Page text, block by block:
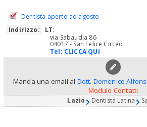
Dentista aperto ad agosto
Indirizzo:
LT:
via Sabaudia 86
04017 - San Felice Circeo
Tel: CLICCA QUI
Manda una email al Dott. Domenico
Modulo Contatti
Lazio Dentista Latina